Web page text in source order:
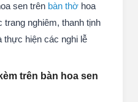
sen trên bàn thờ hoa
trang nghiêm, thanh tịnh
thực hiện các nghi lễ
trên bàn hoa sen